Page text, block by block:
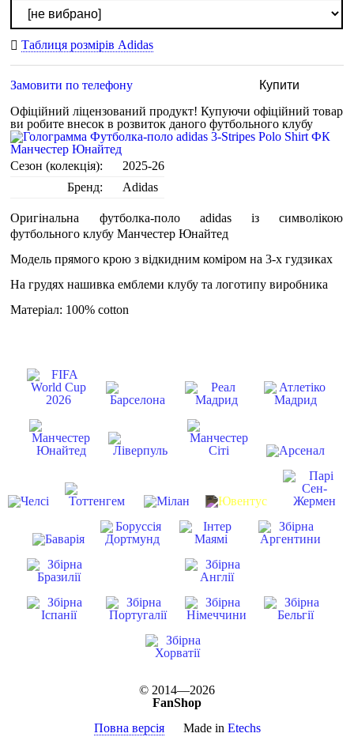
Таблиця розмірів Adidas
Замовити по телефону
Купити
Офіційний ліцензований продукт!Купуючи офіційний товар
ви робите внесок в розвиток даного футбольного клубу
Сезон (колекція):
2025-26
Бренд:
Adidas
Оригінальна футболка-поло adidas із символікою
футбольного клубу Манчестер Юнайтед
Модель прямого крою з відкидним коміром на 3-х гудзиках
На грудях нашивка емблеми клубу та логотипу виробника
Матеріал: 100% cotton
© 2014—2026
FanShop
Повна версіяMade in Etechs